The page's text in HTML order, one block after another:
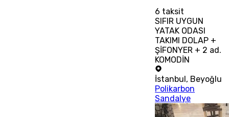
6 taksit
SIFIR UYGUN
YATAK ODASI
TAKIMI DOLAP +
ŞİFONYER + 2 ad.
KOMODİN
İstanbul , Beyoğlu
Polikarbon
Sandalye